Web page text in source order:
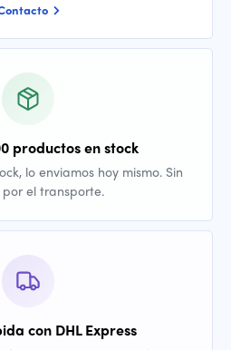
productos en stock
lo enviamos hoy mismo. Sin
el transporte.
con DHL Express